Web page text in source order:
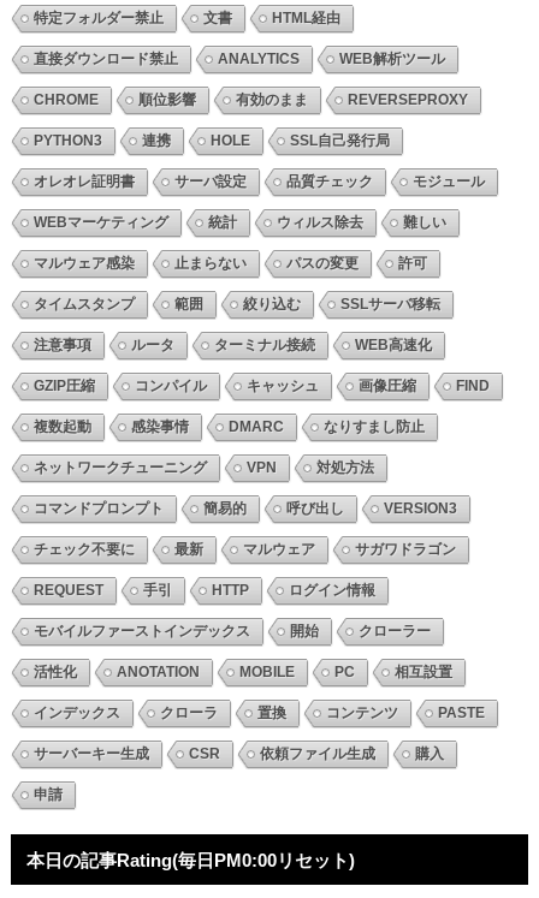
特定フォルダー禁止 文書 HTML経由
直接ダウンロード禁止 ANALYTICS WEB解析ツール
CHROME 順位影響 有効のまま REVERSEPROXY
PYTHON3 連携 HOLE SSL自己発行局
オレオレ証明書 サーバ設定 品質チェック モジュール
WEBマーケティング 統計 ウィルス除去 難しい
マルウェア感染 止まらない パスの変更 許可
タイムスタンプ 範囲 絞り込む SSLサーバ移転
注意事項 ルータ ターミナル接続 WEB高速化
GZIP圧縮 コンパイル キャッシュ 画像圧縮 FIND
複数起動 感染事情 DMARC なりすまし防止
ネットワークチューニング VPN 対処方法
コマンドプロンプト 簡易的 呼び出し VERSION3
チェック不要に 最新 マルウェア サガワドラゴン
REQUEST 手引 HTTP ログイン情報
モバイルファーストインデックス 開始 クローラー
活性化 ANOTATION MOBILE PC 相互設置
インデックス クローラ 置換 コンテンツ PASTE
サーバーキー生成 CSR 依頼ファイル生成 購入
申請
本日の記事Rating(毎日PM0:00リセット)